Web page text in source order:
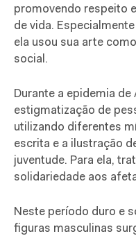
promovendo respeito
de vida.
ela usou sua arte
social.
Durante a epidemia de
estigmatização de
utilizando diferentes
escrita e a ilustração
juventude. Para ela,
solidariedade aos
Neste período duro e
figuras masculinas